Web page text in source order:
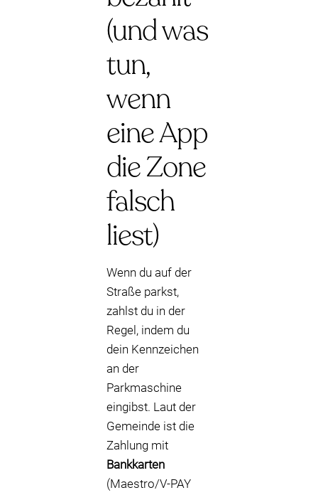
(und was
tun,
wenn
eine App
die Zone
falsch
liest)
Wenn du auf der
Straße parkst,
zahlst du in der
Regel, indem du
dein Kennzeichen
an der
Parkmaschine
eingibst. Laut der
Gemeinde ist die
Zahlung mit
Bankkarten
(Maestro/V-PAY